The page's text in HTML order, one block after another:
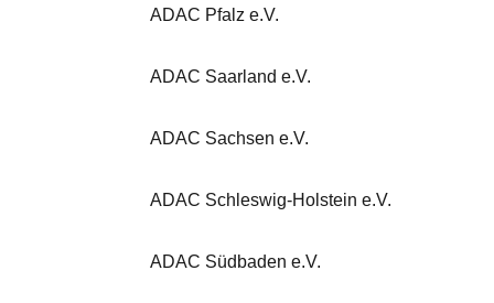
ADAC Pfalz e.V.
ADAC Saarland e.V.
ADAC Sachsen e.V.
ADAC Schleswig-Holstein e.V.
ADAC Südbaden e.V.